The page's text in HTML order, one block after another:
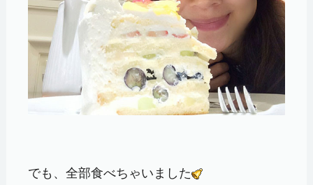
でも、全部食べちゃいました